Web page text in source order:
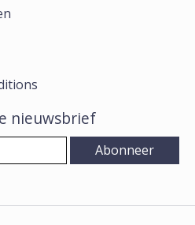
nieuwsbrief
Abonneer